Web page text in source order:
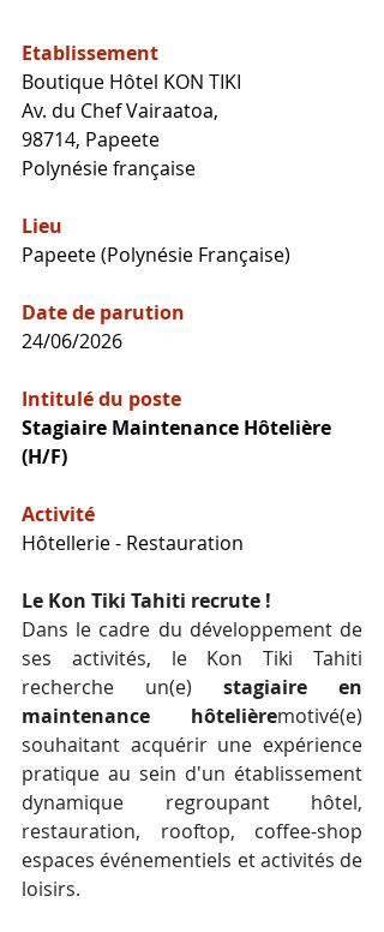
Etablissement
Boutique Hôtel KON TIKI
Av. du Chef Vairaatoa,
98714, Papeete
Polynésie française
Lieu
Papeete (Polynésie Française)
Date de parution
24/06/2026
Intitulé du poste
Stagiaire Maintenance Hôtelière
(H/F)
Activité
Hôtellerie - Restauration
Le Kon Tiki Tahiti recrute !
Dans le cadre du développement de
ses activités, le Kon Tiki Tahiti
recherche un(e) stagiaire en
maintenance hôtelièremotivé(e)
souhaitant acquérir une expérience
pratique au sein d'un établissement
dynamique regroupant hôtel,
restauration, rooftop, coffee-shop
espaces événementiels et activités de
loisirs.